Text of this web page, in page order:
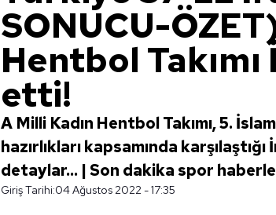
SONUCU-
Hentbol
etti!
A Milli Kadın Hentbol Takımı, 5.
hazırlıkları kapsamında
detaylar... | Son dakika spor
Giriş Tarihi:04 Ağustos 2022 - 17:35